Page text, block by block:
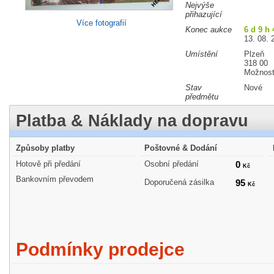
Více fotografií
Nejvýše
přihazující
Konec aukce
6 d 9 h
13. 08.
Umístění
Plzeň
318 00
Stav
předmětu
Nové
Platba & Náklady na dopravu
Způsoby platby
Hotově při předání
Bankovním převodem
Poštovné & Dodání
Osobní předání
0 Kč
Doporučená zásilka 95 Kč
Podmínky prodejce